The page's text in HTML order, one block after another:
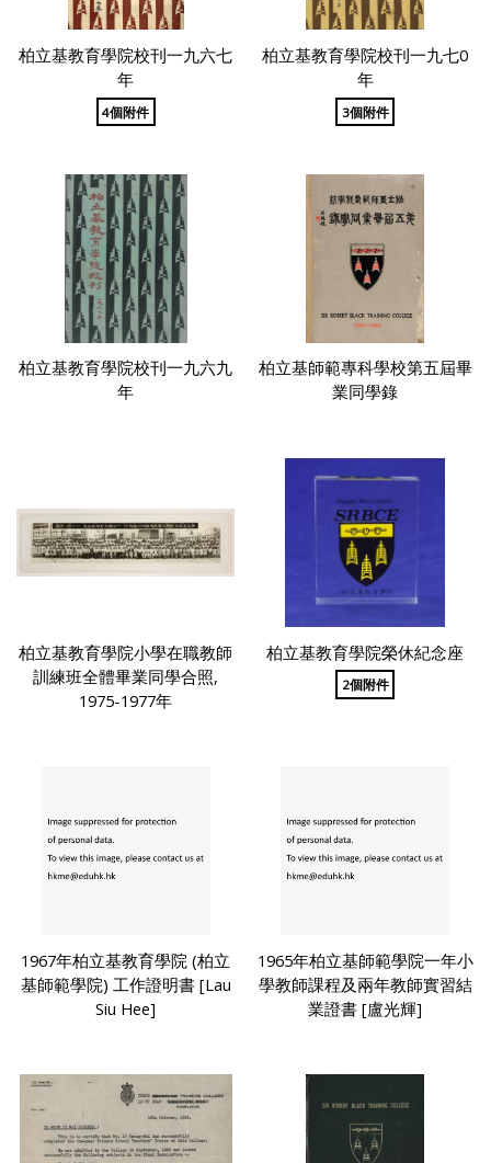
柏立基教育學院校刊一九六七
年
4個附件
柏立基教育學院校刊一九七0
年
3個附件
柏立基教育學院校刊一九六九
年
柏立基師範專科學校第五屆畢
業同學錄
柏立基教育學院小學在職教師
訓練班全體畢業同學合照,
1975-1977年
柏立基教育學院榮休紀念座
2個附件
1967年柏立基教育學院 (柏立
基師範學院) 工作證明書 [Lau
Siu Hee]
1965年柏立基師範學院一年小
學教師課程及兩年教師實習結
業證書 [盧光輝]